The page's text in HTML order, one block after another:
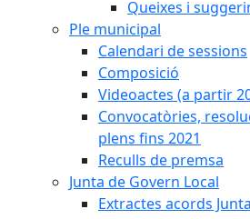
Queixes i
Ple municipal
Calendari de sessions
Composició
Videoactes (a partir
Convocatòries,
plens fins 2021
Reculls de premsa
Junta de Govern Local
Extractes acords